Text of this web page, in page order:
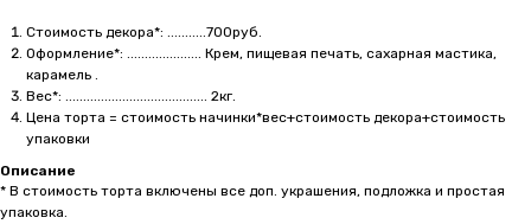
Стоимость декора*: ...........700руб.
Оформление*: ..................... Крем, пищевая печать, сахарная мастика,
карамель .
Вес*: ........................................ 2кг.
Цена торта = стоимость начинки*вес+стоимость декора+стоимость
упаковки
Описание
* В стоимость торта включены все доп. украшения, подложка и простая
упаковка.